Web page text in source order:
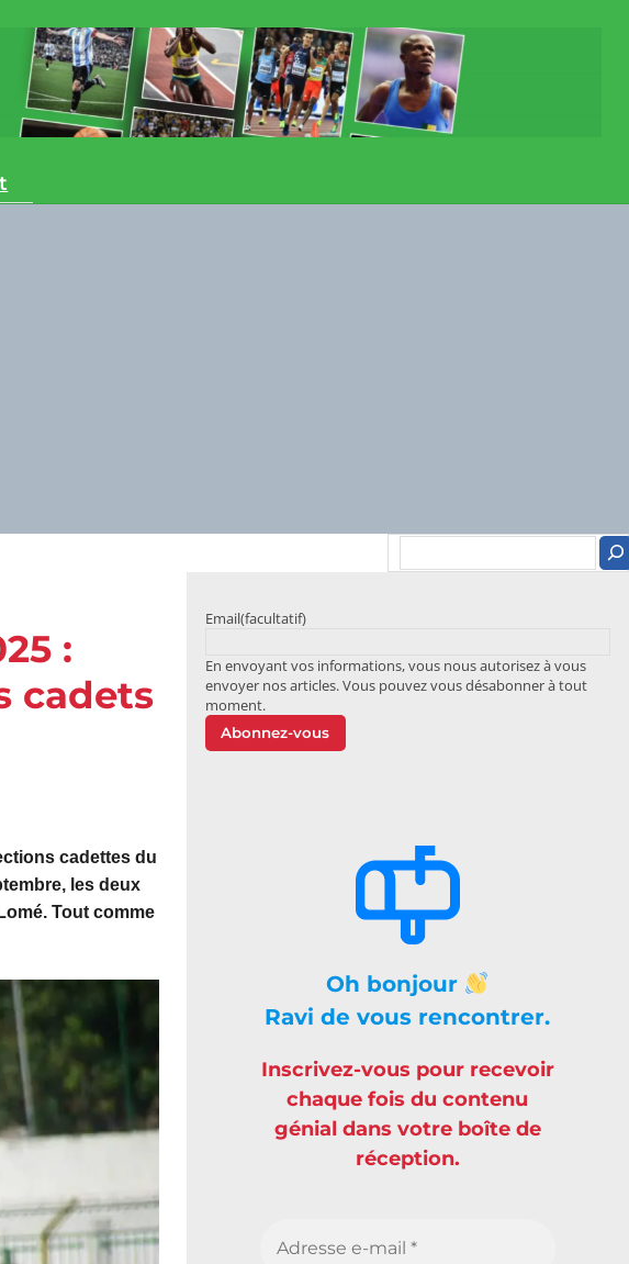
:
cadets
cadettes du
les deux
Tout comme
Email(facultatif)
En envoyant vos informations, vous nous autorisez à vous
envoyer nos articles. Vous pouvez vous désabonner à tout
moment.
Abonnez-vous
Oh bonjour
Ravi de vous rencontrer.
Inscrivez-vous pour recevoir
chaque fois du contenu
génial dans votre boîte de
réception.